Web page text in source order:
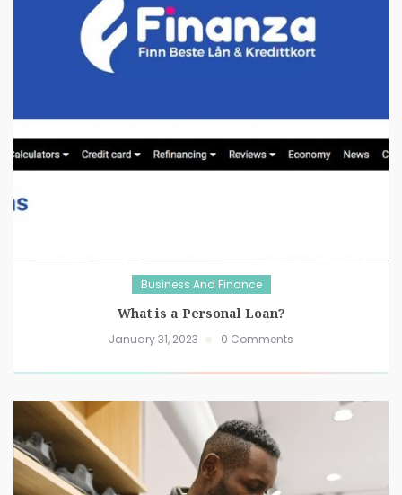
Business And Finance
What is a Personal Loan?
January 31, 2023 0 Comments